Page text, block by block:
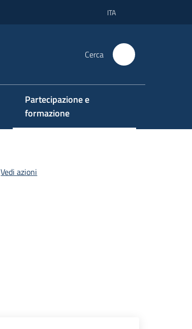
ITA
Cerca
Partecipazione e
formazione
Vedi azioni